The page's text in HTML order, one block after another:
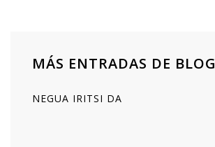
MÁS ENTRADAS DE BLOG
NEGUA IRITSI DA